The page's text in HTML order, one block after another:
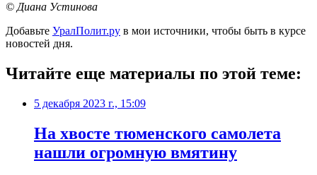
© Диана Устинова
Добавьте УралПолит.ру в мои источники, чтобы быть в курсе
новостей дня.
Читайте еще материалы по этой теме:
5 декабря 2023 г., 15:09
На хвосте тюменского самолета
нашли огромную вмятину